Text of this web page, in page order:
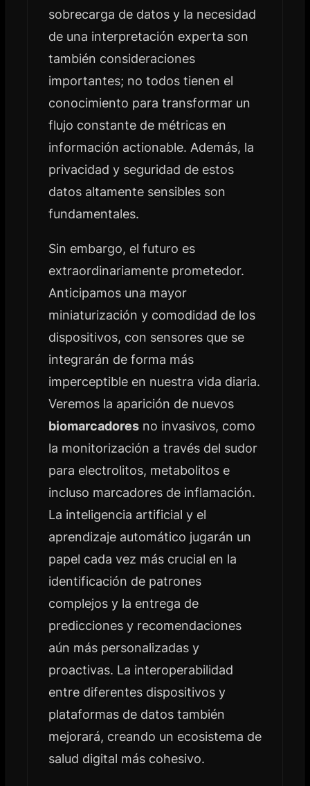
sobrecarga de datos y la necesidad
de una interpretación experta son
también consideraciones
importantes; no todos tienen el
conocimiento para transformar un
flujo constante de métricas en
información actionable. Además, la
privacidad y seguridad de estos
datos altamente sensibles son
fundamentales.
Sin embargo, el futuro es
extraordinariamente prometedor.
Anticipamos una mayor
miniaturización y comodidad de los
dispositivos, con sensores que se
integrarán de forma más
imperceptible en nuestra vida diaria.
Veremos la aparición de nuevos
biomarcadoresno invasivos, como
la monitorización a través del sudor
para electrolitos, metabolitos e
incluso marcadores de inflamación.
La inteligencia artificial y el
aprendizaje automático jugarán un
papel cada vez más crucial en la
identificación de patrones
complejos y la entrega de
predicciones y recomendaciones
aún más personalizadas y
proactivas. La interoperabilidad
entre diferentes dispositivos y
plataformas de datos también
mejorará, creando un ecosistema de
salud digital más cohesivo.